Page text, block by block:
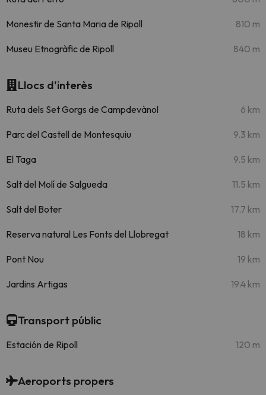
Monestir de Santa Maria de Ripoll 810 m
Museu Etnogràfic de Ripoll 840 m
Llocs d'interès
Ruta dels Set Gorgs de Campdevànol 6 km
Parc del Castell de Montesquiu 9.3 km
El Taga 9.5 km
Salt del Molí de Salgueda 11.5 km
Salt del Boter 17.7 km
Reserva natural Les Fonts del Llobregat 18 km
Pont Nou 19 km
Jardins Artigas 19.4 km
Transport públic
Estación de Ripoll 120 m
Aeroports propers